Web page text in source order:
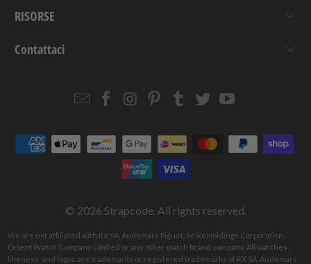
RISORSE
Contattaci
EmailStrapcode
Facebook
Strapcode
Instagram
Strapcode
Pinterest
Strapcode
Tumblr
Strapcode
TwitterYouTube
© 2026 Strapcode. All rights reserved.
We are not affiliated with RX SA, Audemars Piguet, Seiko Holdings Corporation,
Orient Watch Company Limited or any other watch brand company. All watches,
likeness, and logos are trademarks or registered trademarks of RX SA, Audemars